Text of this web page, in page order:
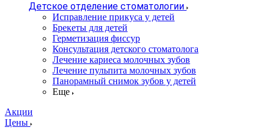
Детское отделение стоматологии
Исправление прикуса у детей
Брекеты для детей
Герметизация фиссур
Консультация детского стоматолога
Лечение кариеса молочных зубов
Лечение пульпита молочных зубов
Панорамный снимок зубов у детей
Еще
Акции
Цены